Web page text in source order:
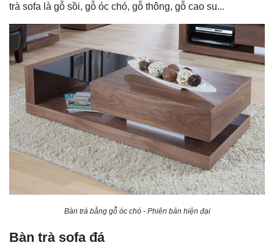
trà sofa là gỗ sồi, gỗ óc chó, gỗ thông, gỗ cao su...
Bàn trà bằng gỗ óc chó - Phiên bản hiện đại
Bàn trà sofa đá